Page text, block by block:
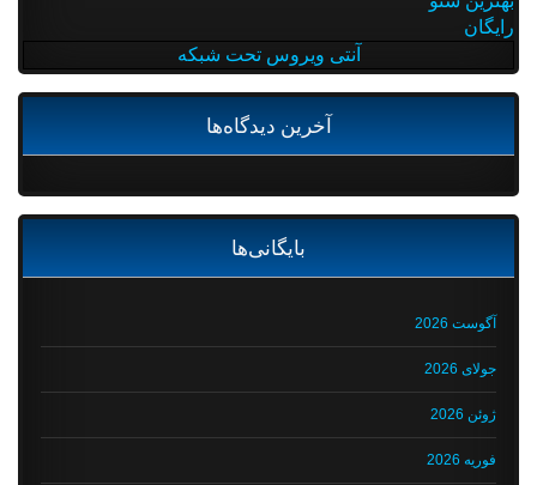
رایگان
آنتی ویروس تحت شبکه
آخرین دیدگاه‌ها
بایگانی‌ها
آگوست 2026
جولای 2026
ژوئن 2026
فوریه 2026